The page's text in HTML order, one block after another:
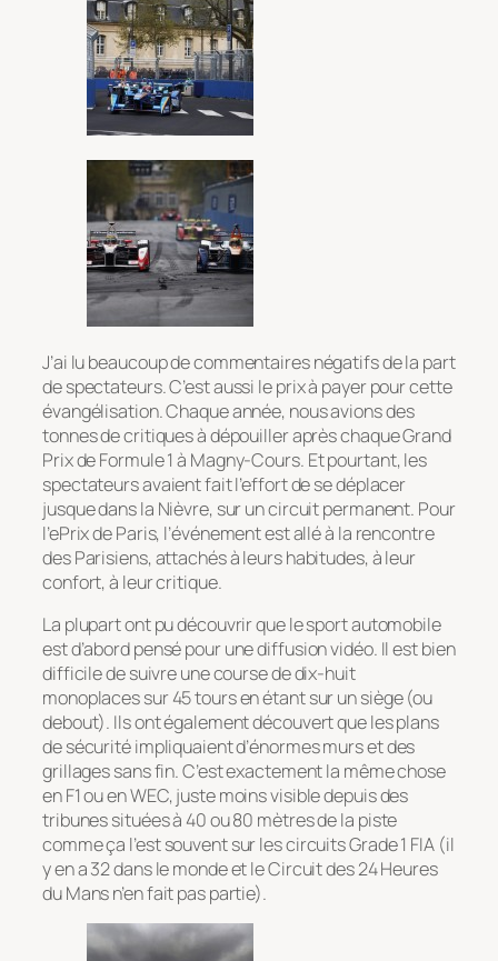
J’ai lu beaucoup de commentaires négatifs de la part
de spectateurs. C’est aussi le prix à payer pour cette
évangélisation. Chaque année, nous avions des
tonnes de critiques à dépouiller après chaque Grand
Prix de Formule 1 à Magny-Cours. Et pourtant, les
spectateurs avaient fait l’effort de se déplacer
jusque dans la Nièvre, sur un circuit permanent. Pour
l’ePrix de Paris, l’événement est allé à la rencontre
des Parisiens, attachés à leurs habitudes, à leur
confort, à leur critique.
La plupart ont pu découvrir que le sport automobile
est d’abord pensé pour une diffusion vidéo. Il est bien
difficile de suivre une course de dix-huit
monoplaces sur 45 tours en étant sur un siège (ou
debout). Ils ont également découvert que les plans
de sécurité impliquaient d’énormes murs et des
grillages sans fin. C’est exactement la même chose
en F1 ou en WEC, juste moins visible depuis des
tribunes situées à 40 ou 80 mètres de la piste
comme ça l’est souvent sur les circuits Grade 1 FIA (il
y en a 32 dans le monde et le Circuit des 24 Heures
du Mans n’en fait pas partie).